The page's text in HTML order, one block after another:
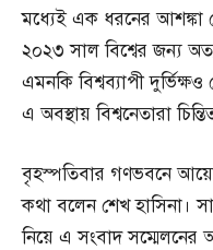
মধ্যেই এক ধরনের আশঙ্কা
২০২৩ সাল বিশ্বের জন্য
এমনকি বিশ্বব্যাপী
এ অবস্থায় বিশ্বনেতারা
বৃহস্পতিবার গণভবনে
কথা বলেন শেখ হাসিনা।
নিয়ে এ সংবাদ